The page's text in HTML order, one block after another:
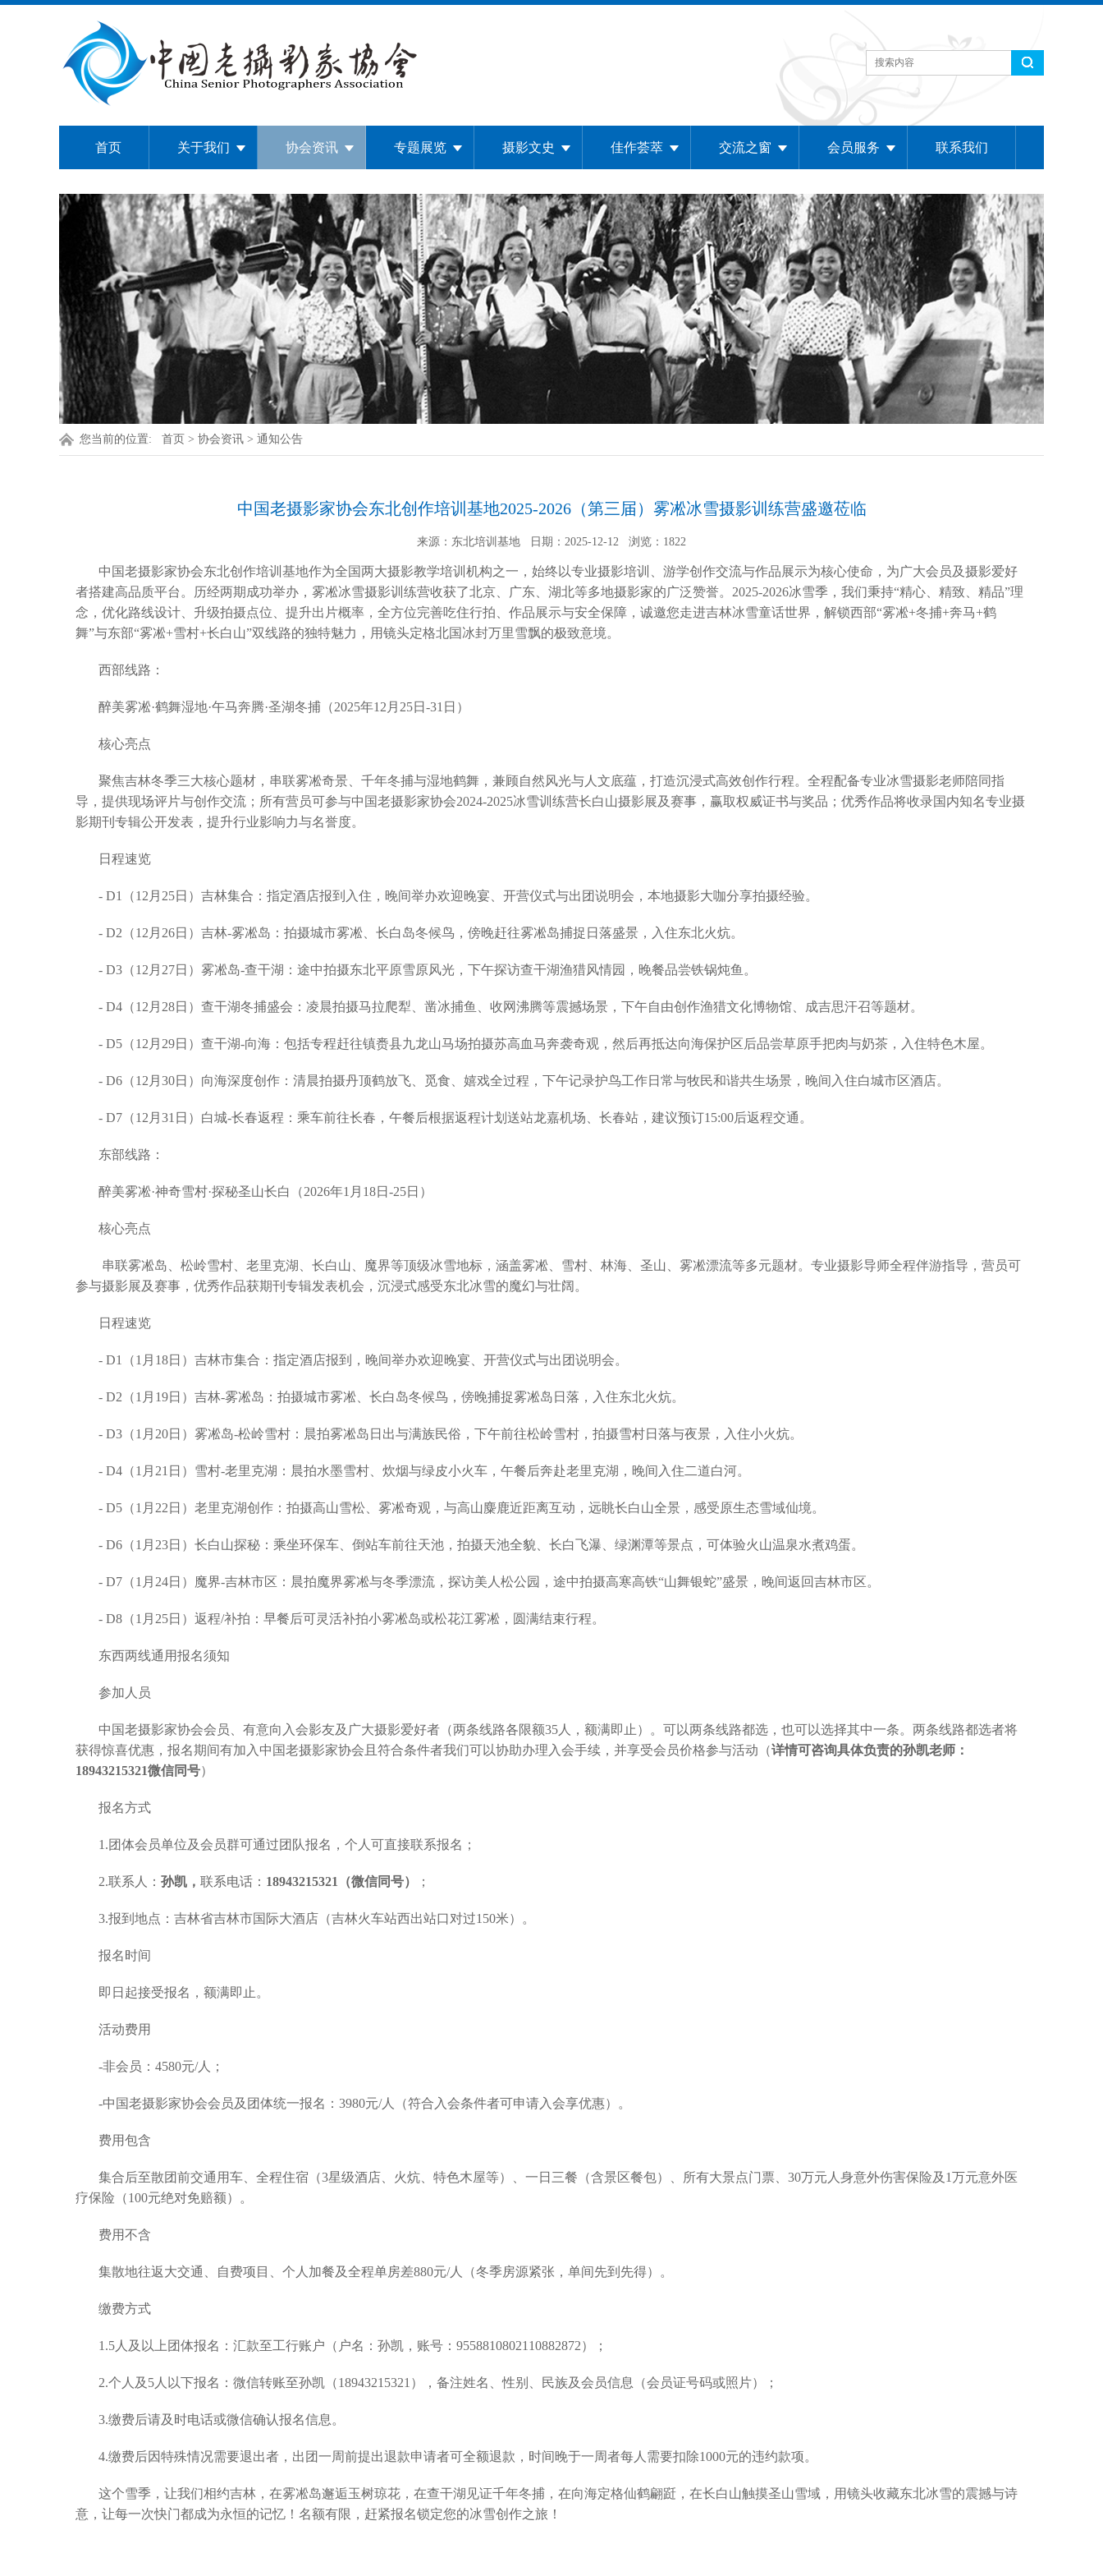
首页 关于我们 协会资讯 专题展览 摄影文史 佳作荟萃 交流之窗 会员服务 联系我们
您当前的位置: 首页 > 协会资讯 > 通知公告
中国老摄影家协会东北创作培训基地2025-2026（第三届）雾凇冰雪摄影训练营盛邀莅临
来源：东北培训基地 日期：2025-12-12 浏览： 1822
中国老摄影家协会东北创作培训基地作为全国两大摄影教学培训机构之一，始终以专业摄影培训、游学创作交流与作品展示为核心使命，为广大会员及摄影爱好
者搭建高品质平台。历经两期成功举办，雾凇冰雪摄影训练营收获了北京、广东、湖北等多地摄影家的广泛赞誉。2025-2026冰雪季，我们秉持“精心、精致、精品”理
念，优化路线设计、升级拍摄点位、提升出片概率，全方位完善吃住行拍、作品展示与安全保障，诚邀您走进吉林冰雪童话世界，解锁西部“雾凇+冬捕+奔马+鹤
舞”与东部“雾凇+雪村+长白山”双线路的独特魅力，用镜头定格北国冰封万里雪飘的极致意境。
西部线路：
醉美雾凇·鹤舞湿地·午马奔腾·圣湖冬捕（2025年12月25日-31日）
核心亮点
聚焦吉林冬季三大核心题材，串联雾凇奇景、千年冬捕与湿地鹤舞，兼顾自然风光与人文底蕴，打造沉浸式高效创作行程。全程配备专业冰雪摄影老师陪同指
导，提供现场评片与创作交流；所有营员可参与中国老摄影家协会2024-2025冰雪训练营长白山摄影展及赛事，赢取权威证书与奖品；优秀作品将收录国内知名专业摄
影期刊专辑公开发表，提升行业影响力与名誉度。
日程速览
- D1（12月25日）吉林集合：指定酒店报到入住，晚间举办欢迎晚宴、开营仪式与出团说明会，本地摄影大咖分享拍摄经验。
- D2（12月26日）吉林-雾凇岛：拍摄城市雾凇、长白岛冬候鸟，傍晚赶往雾凇岛捕捉日落盛景，入住东北火炕。
- D3（12月27日）雾凇岛-查干湖：途中拍摄东北平原雪原风光，下午探访查干湖渔猎风情园，晚餐品尝铁锅炖鱼。
- D4（12月28日）查干湖冬捕盛会：凌晨拍摄马拉爬犁、凿冰捕鱼、收网沸腾等震撼场景，下午自由创作渔猎文化博物馆、成吉思汗召等题材。
- D5（12月29日）查干湖-向海：包括专程赶往镇赉县九龙山马场拍摄苏高血马奔袭奇观，然后再抵达向海保护区后品尝草原手把肉与奶茶，入住特色木屋。
- D6（12月30日）向海深度创作：清晨拍摄丹顶鹤放飞、觅食、嬉戏全过程，下午记录护鸟工作日常与牧民和谐共生场景，晚间入住白城市区酒店。
- D7（12月31日）白城-长春返程：乘车前往长春，午餐后根据返程计划送站龙嘉机场、长春站，建议预订15:00后返程交通。
东部线路：
醉美雾凇·神奇雪村·探秘圣山长白（2026年1月18日-25日）
核心亮点
串联雾凇岛、松岭雪村、老里克湖、长白山、魔界等顶级冰雪地标，涵盖雾凇、雪村、林海、圣山、雾凇漂流等多元题材。专业摄影导师全程伴游指导，营员可
参与摄影展及赛事，优秀作品获期刊专辑发表机会，沉浸式感受东北冰雪的魔幻与壮阔。
日程速览
- D1（1月18日）吉林市集合：指定酒店报到，晚间举办欢迎晚宴、开营仪式与出团说明会。
- D2（1月19日）吉林-雾凇岛：拍摄城市雾凇、长白岛冬候鸟，傍晚捕捉雾凇岛日落，入住东北火炕。
- D3（1月20日）雾凇岛-松岭雪村：晨拍雾凇岛日出与满族民俗，下午前往松岭雪村，拍摄雪村日落与夜景，入住小火炕。
- D4（1月21日）雪村-老里克湖：晨拍水墨雪村、炊烟与绿皮小火车，午餐后奔赴老里克湖，晚间入住二道白河。
- D5（1月22日）老里克湖创作：拍摄高山雪松、雾凇奇观，与高山麋鹿近距离互动，远眺长白山全景，感受原生态雪域仙境。
- D6（1月23日）长白山探秘：乘坐环保车、倒站车前往天池，拍摄天池全貌、长白飞瀑、绿渊潭等景点，可体验火山温泉水煮鸡蛋。
- D7（1月24日）魔界-吉林市区：晨拍魔界雾凇与冬季漂流，探访美人松公园，途中拍摄高寒高铁“山舞银蛇”盛景，晚间返回吉林市区。
- D8（1月25日）返程/补拍：早餐后可灵活补拍小雾凇岛或松花江雾凇，圆满结束行程。
东西两线通用报名须知
参加人员
中国老摄影家协会会员、有意向入会影友及广大摄影爱好者（两条线路各限额35人，额满即止）。可以两条线路都选，也可以选择其中一条。两条线路都选者将
获得惊喜优惠，报名期间有加入中国老摄影家协会且符合条件者我们可以协助办理入会手续，并享受会员价格参与活动（详情可咨询具体负责的孙凯老师：
18943215321微信同号）
报名方式
1.团体会员单位及会员群可通过团队报名，个人可直接联系报名；
2.联系人： 孙凯， 联系电话： 18943215321（微信同号） ；
3.报到地点：吉林省吉林市国际大酒店（吉林火车站西出站口对过150米）。
报名时间
即日起接受报名，额满即止。
活动费用
-非会员：4580元/人；
-中国老摄影家协会会员及团体统一报名：3980元/人（符合入会条件者可申请入会享优惠）。
费用包含
集合后至散团前交通用车、全程住宿（3星级酒店、火炕、特色木屋等）、一日三餐（含景区餐包）、所有大景点门票、30万元人身意外伤害保险及1万元意外医
疗保险（100元绝对免赔额）。
费用不含
集散地往返大交通、自费项目、个人加餐及全程单房差880元/人（冬季房源紧张，单间先到先得）。
缴费方式
1.5人及以上团体报名：汇款至工行账户（户名：孙凯，账号：9558810802110882872）；
2.个人及5人以下报名：微信转账至孙凯（18943215321），备注姓名、性别、民族及会员信息（会员证号码或照片）；
3.缴费后请及时电话或微信确认报名信息。
4.缴费后因特殊情况需要退出者，出团一周前提出退款申请者可全额退款，时间晚于一周者每人需要扣除1000元的违约款项。
这个雪季，让我们相约吉林，在雾凇岛邂逅玉树琼花，在查干湖见证千年冬捕，在向海定格仙鹤翩跹，在长白山触摸圣山雪域，用镜头收藏东北冰雪的震撼与诗
意，让每一次快门都成为永恒的记忆！名额有限，赶紧报名锁定您的冰雪创作之旅！